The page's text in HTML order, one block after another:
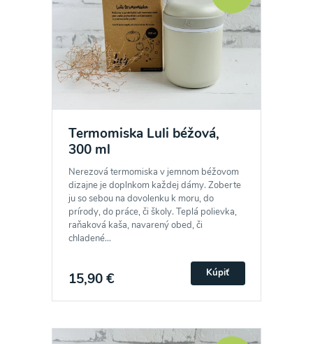
Termomiska Luli béžová,
300 ml
Nerezová termomiska v jemnom béžovom
dizajne je doplnkom každej dámy. Zoberte
ju so sebou na dovolenku k moru, do
prírody, do práce, či školy. Teplá polievka,
raňaková kaša, navarený obed, či
chladené...
15,90 € Kúpiť